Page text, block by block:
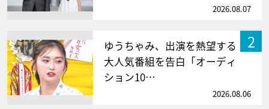
2026.08.07
2
ゆうちゃみ、出演を熱望する
大人気番組を告白「オーディ
ション10…
2026.08.06